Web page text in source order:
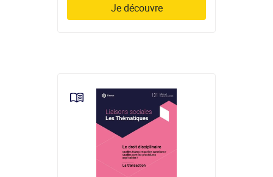
Je découvre